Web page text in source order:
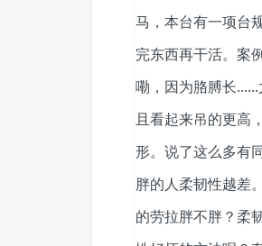
马，本台有一项台
完东西再干活。案
嘞，因为胳膊长
且看起来吊的更高
形。说了这么多有
胖的人柔韧性越差
的劳拉胖不胖？柔